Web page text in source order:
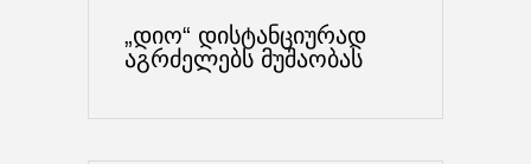
„დიო“ დისტანციურად
აგრძელებს მუშაობას